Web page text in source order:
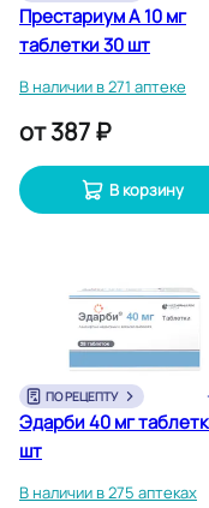
Престариум А 10 мг
таблетки 30 шт
В наличии в 271 аптеке
от387 ₽
В корзину
ПО РЕЦЕПТУ
Эдарби 40 мг
шт
В наличии в 275 аптеках